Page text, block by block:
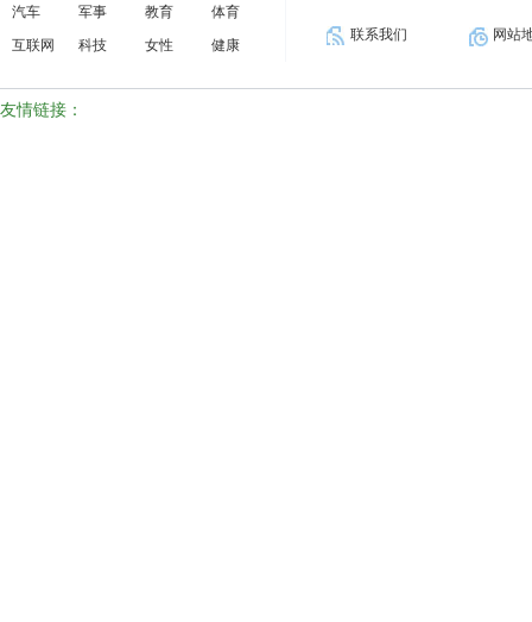
汽车 军事 教育
体育
互联网
科技 女性 健康
联系我们 网站
友情链接：